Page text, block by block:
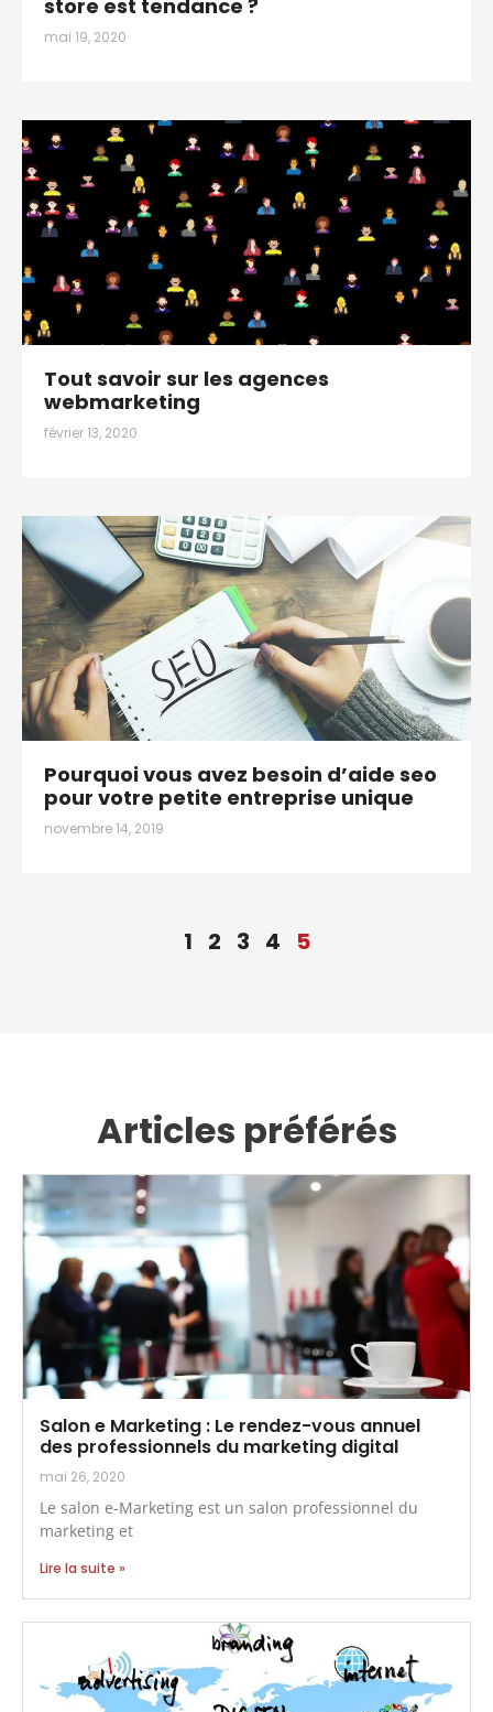
store est tendance ?
mai 19, 2020
Tout savoir sur les agences
webmarketing
février 13, 2020
Pourquoi vous avez besoin d’aide seo
pour votre petite entreprise unique
novembre 14, 2019
1 2 3 4 5
Articles préférés
Salon e Marketing : Le rendez-vous annuel
des professionnels du marketing digital
mai 26, 2020
Le salon e-Marketing est un salon professionnel du
marketing et
Lire la suite »